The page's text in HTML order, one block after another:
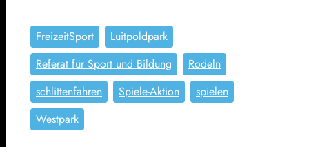
FreizeitSport
Luitpoldpark
Referat für Sport und Bildung
Rodeln
schlittenfahren
Spiele-Aktion
spielen
Westpark